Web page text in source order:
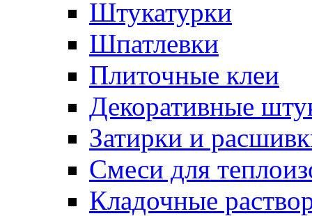
Штукатурки
Шпатлевки
Плиточные клеи
Декоративные
Затирки и
Смеси для
Кладочные